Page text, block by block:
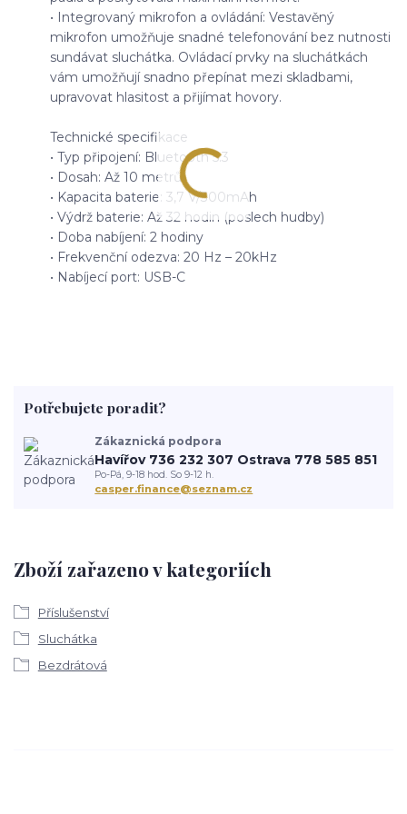
• Integrovaný mikrofon a ovládání: Vestavěný
mikrofon umožňuje snadné telefonování bez nutnosti
sundávat sluchátka. Ovládací prvky na sluchátkách
vám umožňují snadno přepínat mezi skladbami,
upravovat hlasitost a přijímat hovory.
Technické specifikace
• Typ připojení: Bluetooth 5.3
• Dosah: Až 10 metrů
• Kapacita baterie: 3,7 V/300mAh
• Výdrž baterie: Až 32 hodin (poslech hudby)
• Doba nabíjení: 2 hodiny
• Frekvenční odezva: 20 Hz – 20kHz
• Nabíjecí port: USB-C
Zboží zařazeno v kategoriích
Příslušenství
Sluchátka
Bezdrátová
Potřebujete poradit?
Zákaznická podpora
Havířov 736 232 307 Ostrava 778 585 851
Po-Pá, 9-18 hod. So 9-12 h.
casper.finance@seznam.cz